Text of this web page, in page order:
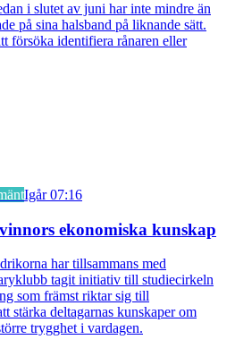
i slutet av juni har inte mindre än
på sina halsband på liknande sätt.
försöka identifiera rånaren eller
Igår 07:16
ekonomiska kunskap
har tillsammans med
tagit initiativ till studiecirkeln
som främst riktar sig till
stärka deltagarnas kunskaper om
trygghet i vardagen.